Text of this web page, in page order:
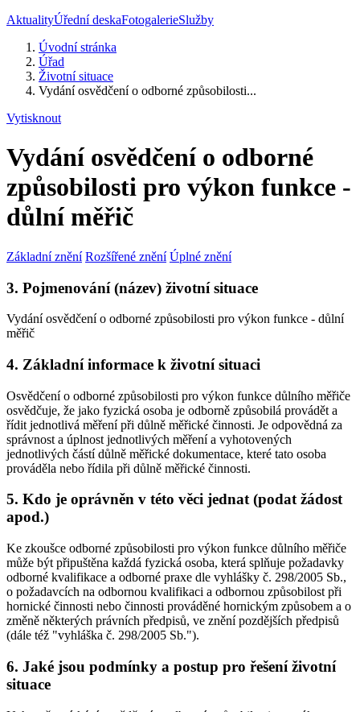
AktualityÚřední deskaFotogalerieSlužby
Úvodní stránka
Úřad
Životní situace
Vydání osvědčení o odborné způsobilosti...
Vytisknout
Vydání osvědčení o odborné
způsobilosti pro výkon funkce -
důlní měřič
Základní znění Rozšířené znění Úplné znění
3. Pojmenování (název) životní situace
Vydání osvědčení o odborné způsobilosti pro výkon funkce - důlní
měřič
4. Základní informace k životní situaci
Osvědčení o odborné způsobilosti pro výkon funkce důlního měřiče
osvědčuje, že jako fyzická osoba je odborně způsobilá provádět a
řídit jednotlivá měření při důlně měřické činnosti. Je odpovědná za
správnost a úplnost jednotlivých měření a vyhotovených
jednotlivých částí důlně měřické dokumentace, které tato osoba
prováděla nebo řídila při důlně měřické činnosti.
5. Kdo je oprávněn v této věci jednat (podat žádost
apod.)
Ke zkoušce odborné způsobilosti pro výkon funkce důlního měřiče
může být připuštěna každá fyzická osoba, která splňuje požadavky
odborné kvalifikace a odborné praxe dle vyhlášky č. 298/2005 Sb.,
o požadavcích na odbornou kvalifikaci a odbornou způsobilost při
hornické činnosti nebo činnosti prováděné hornickým způsobem a o
změně některých právních předpisů, ve znění pozdějších předpisů
(dále též "vyhláška č. 298/2005 Sb.").
6. Jaké jsou podmínky a postup pro řešení životní
situace